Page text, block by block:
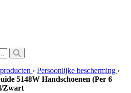
› Persoonlijke bescherming ›
5148W Handschoenen (Per 6
Zwart